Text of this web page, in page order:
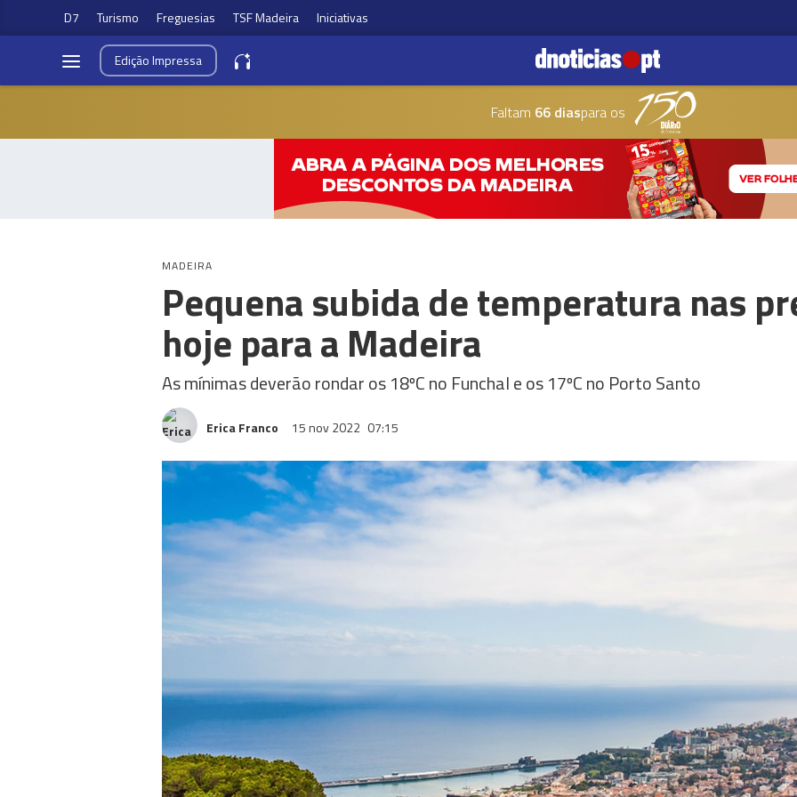
D7 Turismo Freguesias TSF Madeira Iniciativas
EdiçãoImpressa
Faltam 66 diaspara os
MADEIRA
Pequena subida de temperatura nas
hoje para a Madeira
As mínimas deverão rondar os 18ºC no Funchal e os 17ºC no Porto Santo
Erica Franco 15 nov 2022 07:15